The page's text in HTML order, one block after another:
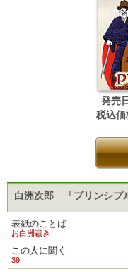
発売日
税込価
白洲次郎 「プリンシプ
表紙のことば
お白洲裁き
この人に聞く
39